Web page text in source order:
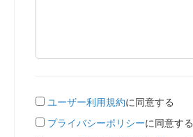
ユーザー利用規約に同意する
プライバシーポリシーに同意する